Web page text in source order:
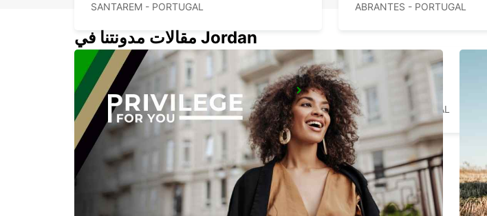
SANTAREM - PORTUGAL ABRANTES - PORTUGAL
TORRES VEDRAS
TORRES VEDRAS - PORTUGAL
AVEIRO
AVEIRO - PORTUGAL
مقالات مدونتنا في Jordan